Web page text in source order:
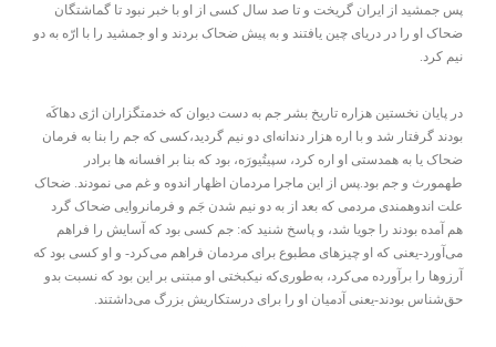
پس جمشید از ایران گریخت و تا صد سال کسی از او با خبر نبود تا گماشتگان
ضحاک او را در دریای چین یافتند و به پیش ضحاک بردند و او جمشید را با ارّه به دو
نیم کرد.
در پایان نخستین هزاره تاریخ بشر جم به دست دیوان که خدمتگزاران اژی دهاکَه
بودند گرفتار شد و با اره هزار دندانه‌ای دو نیم گردید،کسی که جم را بنا به فرمان
ضحاک یا به همدستی او اره کرد، سپیتُیورَه، بود که بنا بر افسانه ها برادر
طهمورث و جم بود.پس از این ماجرا مردمان اظهار اندوه و غم می نمودند. ضحاک
علت اندوهمندی مردمی که بعد از به دو نیم شدن جَم و فرمانروایی ضحاک گرد
هم آمده بودند را جویا شد، و پاسخ شنید که: جم کسی بود که آسایش را فراهم
می‌آورد-یعنی که او چیزهای مطبوع برای مردمان فراهم می‌کرد- و او کسی بود که
آرزوها را برآورده می‌کرد، به‌طوری‌که نیکبختی او مبتنی بر این بود که نسبت بدو
حق‌شناس بودند-یعنی آدمیان او را برای درستکاریش بزرگ می‌داشتند.